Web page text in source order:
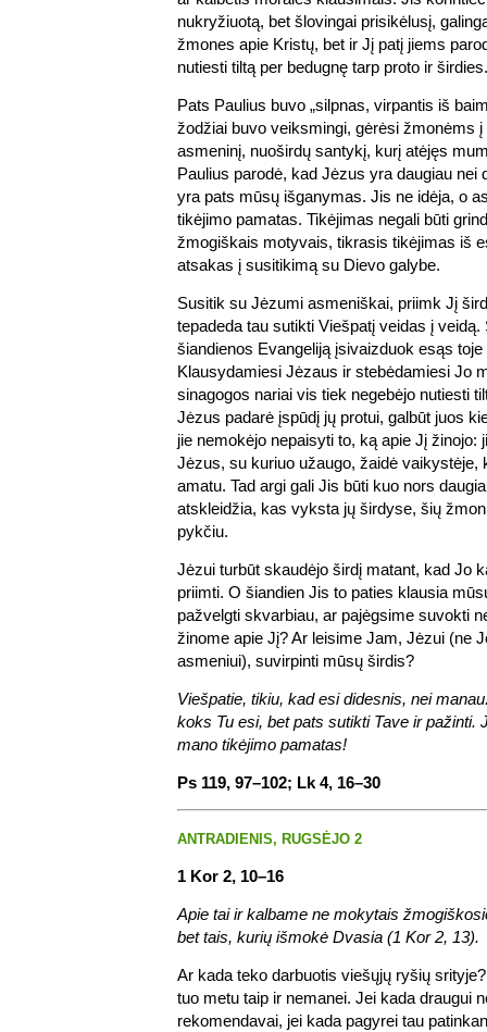
nukryžiuotą, bet šlovingai prisikėlusį,
žmones apie Kristų, bet ir Jį patį jiems
nutiesti tiltą per bedugnę tarp proto ir širdies.
Pats Paulius buvo „silpnas, virpantis iš
žodžiai buvo veiksmingi, gėrėsi žmonėms
asmeninį, nuoširdų santykį, kurį atėjęs
Paulius parodė, kad Jėzus yra daugiau nei
yra pats mūsų išganymas. Jis ne idėja, o
tikėjimo pamatas. Tikėjimas negali būti
žmogiškais motyvais, tikrasis tikėjimas iš
atsakas į susitikimą su Dievo galybe.
Susitik su Jėzumi asmeniškai, priimk Jį
tepadeda tau sutikti Viešpatį veidas į
šiandienos Evangeliją įsivaizduok esąs toje
Klausydamiesi Jėzaus ir stebėdamiesi Jo
sinagogos nariai vis tiek negebėjo nutiesti
Jėzus padarė įspūdį jų protui, galbūt juos
jie nemokėjo nepaisyti to, ką apie Jį žinojo:
Jėzus, su kuriuo užaugo, žaidė vaikystėje,
amatu. Tad argi gali Jis būti kuo nors
atskleidžia, kas vyksta jų širdyse, šių
pykčiu.
Jėzui turbūt skaudėjo širdį matant, kad Jo
priimti. O šiandien Jis to paties klausia
pažvelgti skvarbiau, ar pajėgsime suvokti
žinome apie Jį? Ar leisime Jam, Jėzui (ne
asmeniui), suvirpinti mūsų širdis?
Viešpatie, tikiu, kad esi didesnis, nei
koks Tu esi, bet pats sutikti Tave ir pažinti.
mano tikėjimo pamatas!
Ps 119, 97–102; Lk 4, 16–30
ANTRADIENIS, RUGSĖJO 2
1 Kor 2, 10–16
Apie tai ir kalbame ne mokytais
bet tais, kurių išmokė Dvasia (1 Kor 2, 13).
Ar kada teko darbuotis viešųjų ryšių
tuo metu taip ir nemanei. Jei kada draugui
rekomendavai, jei kada pagyrei tau